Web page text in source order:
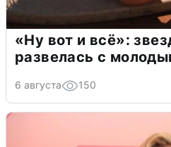
«Ну вот и всё»:
развелась с
6 августа 150